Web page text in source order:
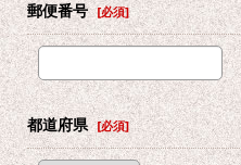
郵便番号 [必須]
都道府県 [必須]